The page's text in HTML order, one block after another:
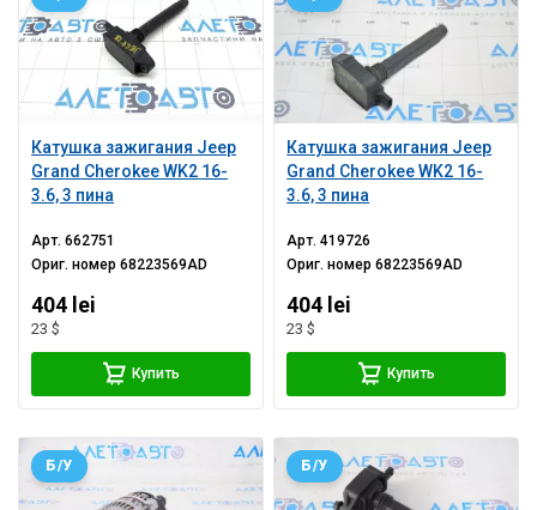
Катушка зажигания Jeep
Grand Cherokee WK2 16-
3.6, 3 пина
Арт.662751
Ориг. номер68223569AD
404 lei
23 $
Купить
Катушка зажигания Jeep
Grand Cherokee WK2 16-
3.6, 3 пина
Арт.419726
Ориг. номер68223569AD
404 lei
23 $
Купить
Б/У Б/У